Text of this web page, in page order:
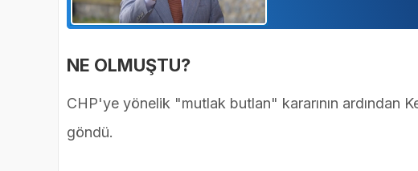
NE OLMUŞTU?
CHP'ye yönelik "mutlak butlan" kararının ardından
göndü.